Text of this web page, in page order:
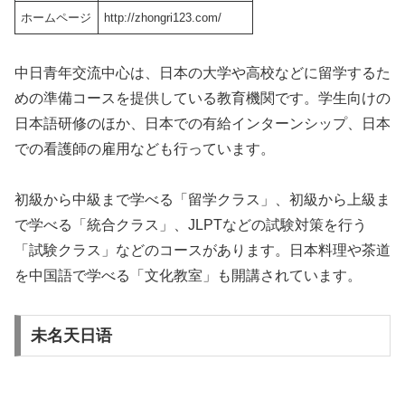
ホームページ http://zhongri123.com/
中日青年交流中心は、日本の大学や高校などに留学するた
めの準備コースを提供している教育機関です。学生向けの
日本語研修のほか、日本での有給インターンシップ、日本
での看護師の雇用なども行っています。
初級から中級まで学べる「留学クラス」、初級から上級ま
で学べる「統合クラス」、JLPTなどの試験対策を行う
「試験クラス」などのコースがあります。日本料理や茶道
を中国語で学べる「文化教室」も開講されています。
未名天日语